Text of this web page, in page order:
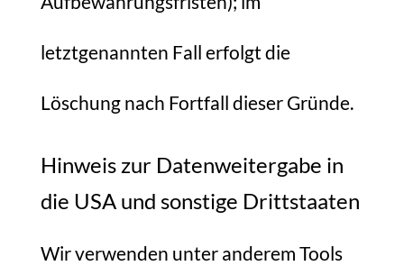
letztgenannten Fall erfolgt die
Löschung nach Fortfall dieser Gründe.
Hinweis zur Datenweitergabe in
die USA und sonstige Drittstaaten
Wir verwenden unter anderem Tools